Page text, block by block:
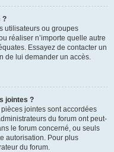
?
utilisateurs ou groupes
réaliser n’importe quelle autre
Essayez de contacter un
de lui demander un accès.
jointes ?
jointes sont accordées
du forum ont peut-
le forum concerné, ou seuls
autorisation. Pour plus
du forum.